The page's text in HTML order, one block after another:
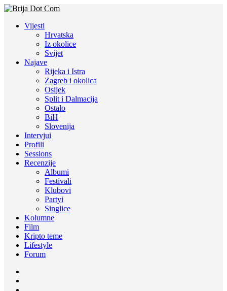
Vijesti
Hrvatska
Iz okolice
Svijet
Najave
Rijeka i Istra
Zagreb i okolica
Osijek
Split i Dalmacija
Ostalo
BiH
Slovenija
Intervjui
Profili
Sessions
Recenzije
Albumi
Festivali
Klubovi
Partyi
Singlice
Kolumne
Film
Kripto teme
Lifestyle
Forum